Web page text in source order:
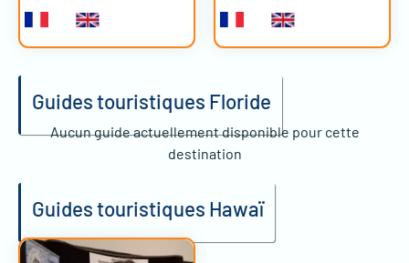
Guides touristiques Floride
Aucun guide actuellement disponible pour cette
destination
Guides touristiques Hawaï